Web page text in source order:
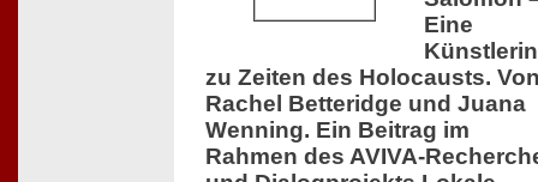
Eine
Künstlerin
zu Zeiten des Holocausts.
Rachel Betteridge und Juana
Wenning. Ein Beitrag im
Rahmen des AVIVA-